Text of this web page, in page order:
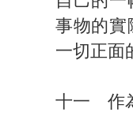
事物的實
一切正面
十一 作